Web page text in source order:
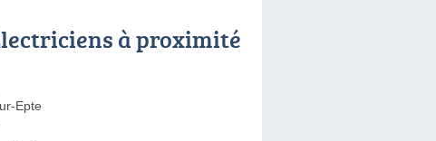
à proximité
Epte